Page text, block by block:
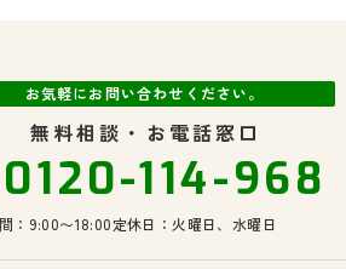
お気軽にお問い合わせください。
無料相談・お電話窓口
0120-114-968
：9:00〜18:00定休日：火曜日、水曜日